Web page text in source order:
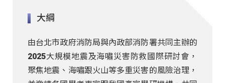
大綱
由台北市政府消防局與內政部消防署共同主辦的
2025大規模地震及海嘯災害防救國際研討會，
聚焦地震、海嘯跟火山等多重災害的風險治理，